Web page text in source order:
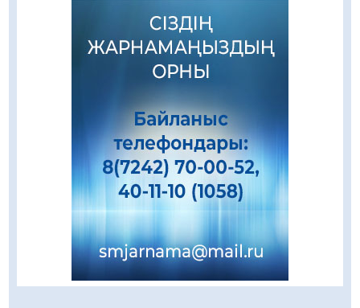
Зәулім ғимараттарда туған жерді түлеткен
азаматтардың қолтаңбасы бар
Еңбегі ерлікпен тең мамандық
Даналықтың шырағданы, ой-сананың
шамшырағы
08.08.2026
Кенеге қарсы залалсыздандыру жұмыстары
жүргізілуде
07.08.2026